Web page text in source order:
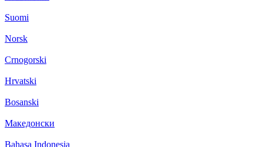
Suomi
Norsk
Crnogorski
Hrvatski
Bosanski
Македонски
Bahasa Indonesia